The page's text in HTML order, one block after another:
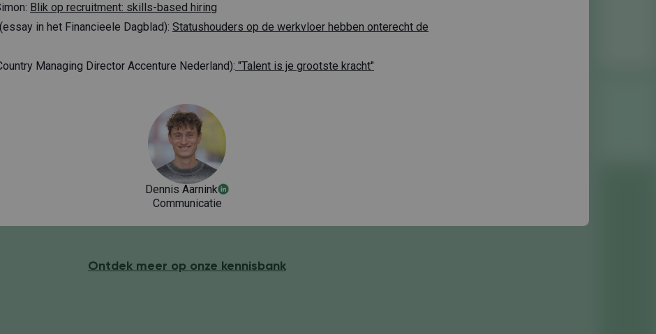
Blik op recruitment: skills-based hiring
in het Financieele Dagblad): Statushouders op de werkvloer hebben onterecht de
Managing Director Accenture Nederland): "Talent is je grootste kracht"
Dennis Aarnink
Communicatie
Ontdek meer op onze kennisbank